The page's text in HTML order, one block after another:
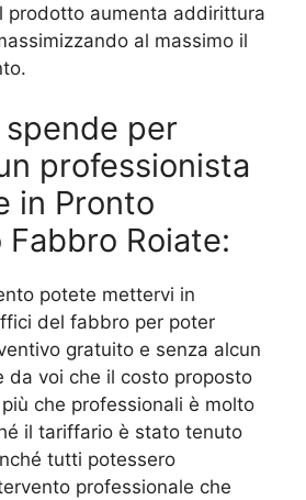
prodotto aumenta addirittura
al massimo il
per
professionista
in Pronto
Roiate:
potete mettervi in
del fabbro per poter
gratuito e senza alcun
da voi che il costo proposto
che professionali è molto
il tariffario è stato tenuto
tutti potessero
professionale che